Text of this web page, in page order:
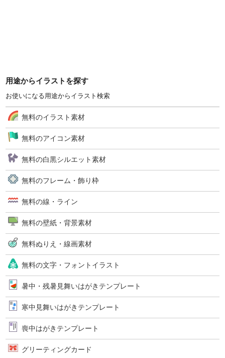
用途からイラストを探す
お使いになる用途からイラスト検索
無料のイラスト素材
無料のアイコン素材
無料の白黒シルエット素材
無料のフレーム・飾り枠
無料の線・ライン
無料の壁紙・背景素材
無料ぬりえ・線画素材
無料の文字・フォントイラスト
暑中・残暑見舞いはがきテンプレート
寒中見舞いはがきテンプレート
喪中はがきテンプレート
グリーティングカード